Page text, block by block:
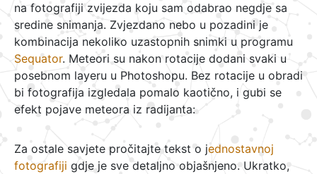
na fotografiji zvijezda koju sam odabrao negdje sa
sredine snimanja. Zvjezdano nebo u pozadini je
kombinacija nekoliko uzastopnih snimki u programu
Sequator. Meteori su nakon rotacije dodani svaki u
posebnom layeru u Photoshopu. Bez rotacije u obradi
bi fotografija izgledala pomalo kaotično, i gubi se
efekt pojave meteora iz radijanta:
Za ostale savjete pročitajte tekst o jednostavnoj
fotografiji gdje je sve detaljno objašnjeno. Ukratko,